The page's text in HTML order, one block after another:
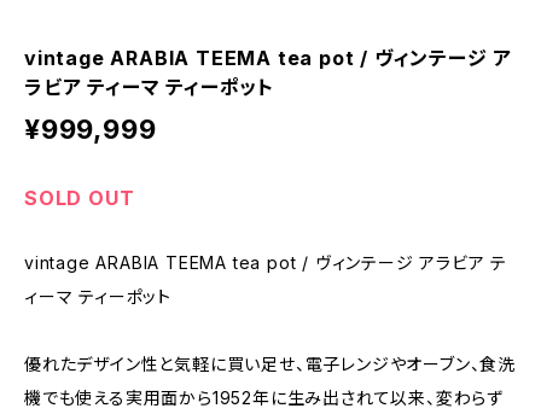
vintage ARABIA TEEMA tea pot / ヴィンテージ ア
ラビア ティーマ ティーポット
¥999,999
SOLD OUT
vintage ARABIA TEEMA tea pot / ヴィンテージ アラビア テ
ィーマ ティーポット
優れたデザイン性と気軽に買い足せ、電子レンジやオーブン、食洗
機でも使える実用面から1952年に生み出されて以来、変わらず